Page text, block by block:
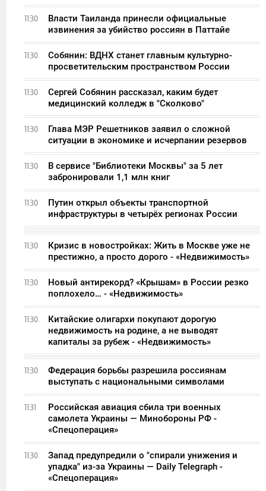
11:30
Власти Таиланда принесли официальные
извинения за убийство россиян в Паттайе
11:30
Собянин: ВДНХ станет главным культурно-
просветительским пространством России
11:30
Сергей Собянин рассказал, каким будет
медицинский колледж в "Сколково"
11:30
Глава МЭР Решетников заявил о сложной
ситуации в экономике и исчерпании резервов
11:30
В сервисе "Библиотеки Москвы" за 5 лет
забронировали 1,1 млн книг
11:30
Путин открыл объекты транспортной
инфраструктуры в четырёх регионах России
11:30
Кризис в новостройках: Жить в Москве уже не
престижно, а просто дорого - «Недвижимость»
11:30
Новый антирекорд? «Крышам» в России резко
поплохело… - «Недвижимость»
11:30
Китайские олигархи покупают дорогую
недвижимость на родине, а не выводят
капиталы за рубеж - «Недвижимость»
11:30
Федерация борьбы разрешила россиянам
выступать с национальными символами
11:31
Российская авиация сбила три военных
самолета Украины — Минобороны РФ -
«Спецоперация»
11:30
Запад предупредили о "спирали унижения и
упадка" из-за Украины — Daily Telegraph -
«Спецоперация»